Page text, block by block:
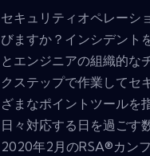
セキュリティオペレーシ
びますか？インシデント
とエンジニアの組織的な
クステップで作業してセ
ざまなポイントツールを
日々対応する日を過ごす
2020年2月のRSA®カン